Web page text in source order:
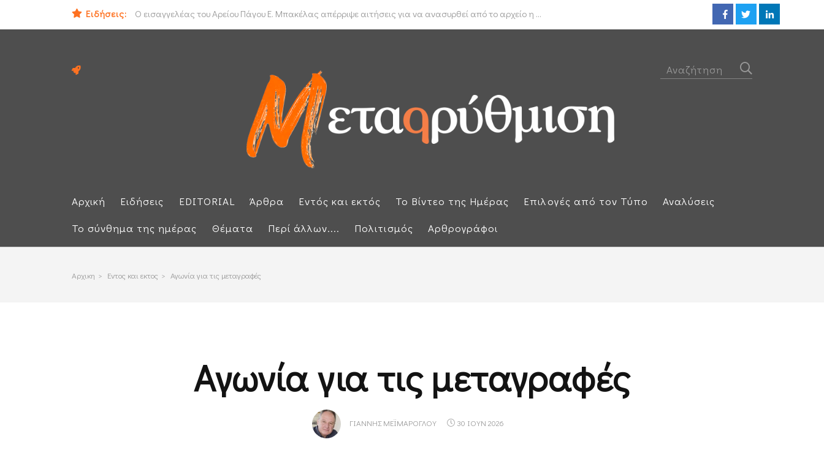
Ειδήσεις:
Ο εισαγγελέας του Αρείου Πάγου Ε. Μπακέλας απέρριψε αιτήσεις για να ανασυρθεί από το αρχείο η ...
ΟΟΣΑ: Στην τελευταία θέση η Ελλάδα για το πραγματικό διαθέσιμο εισόδημα των νοικοκυριών Προθεσμία για να
Αρχική Ειδήσεις EDITORIAL Άρθρα Εντός και εκτός Το Βίντεο της Ημέρας Επιλογές από τον Τύπο
Αναλύσεις
Το σύνθημα της ημέρας
Θέματα Περί άλλων.... Πολιτισμός Αρθρογράφοι
Αρχικη > Εντος και εκτος > Αγωνία για τις μεταγραφές
Αγωνία για τις μεταγραφές
ΓΙΆΝΝΗΣ ΜΕΪΜΆΡΟΓΛΟΥ 30 ΙΟΥΝ 2026